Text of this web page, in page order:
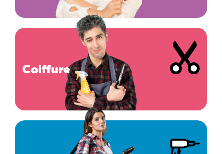
Coiffure